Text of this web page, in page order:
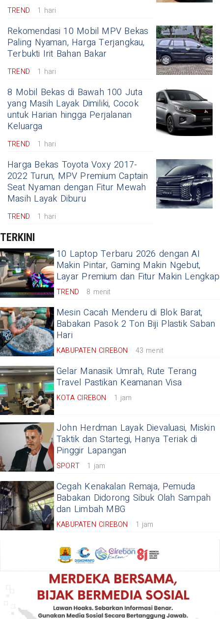
TREND 1 hari
Rekomendasi 10 Mobil MPV Bekas
Paling Nyaman, Harga Terjangkau,
Terbukti Irit Bahan Bakar
TREND 1 hari
8 Mobil Bekas di Bawah 100 Juta
yang Masih Layak Dimiliki, Cocok
untuk Harian hingga Perjalanan
Keluarga
TREND 1 hari
Harga Bekas Toyota Voxy 2017-
2022 Turun, MPV Premium Captain
Seat Nyaman dengan Fitur Mewah
Masih Layak Diburu
TREND 1 hari
TERKINI
10 Laptop Terbaru 2026 dengan AI
Makin Pintar, Gaming Makin Ngebut,
Layar Premium dan Fitur Makin Lengkap
TREND 8 menit
Mesin Cacah Menderu di Blok Barat,
Babakan Pasok 2 Ton Biji Plastik Saban
Hari
KABUPATEN CIREBON 43 menit
Gelar Manasik Umrah, Rute Terang
Travel Pastikan Keamanan Visa
KOTA CIREBON 1 jam
John Herdman Layak Dievaluasi, Miskin
Taktik dan Startegi, Hanya Teriak di
Pinggir Lapangan
SPORT 1 jam
Cegah Kenakalan Remaja, Pemuda
Babakan Didorong Sibuk Olah Sampah
dan Limbah MBG
KABUPATEN CIREBON 1 jam